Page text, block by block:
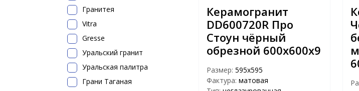
Гранитея
Vitra
Gresse
Уральский гранит
Уральская палитра
Грани Таганая
Керамогранит
DD600720R Про
Стоун чёрный
обрезной 600х600х9
Размер: 595x595
Фактура: матовая